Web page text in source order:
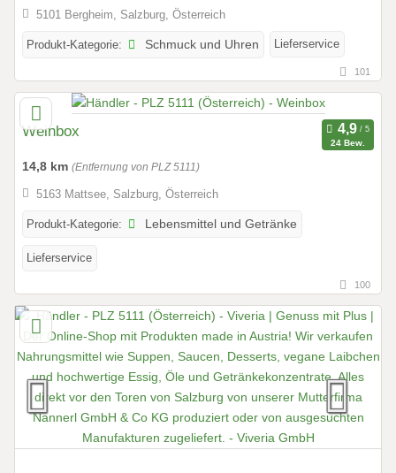
5101 Bergheim, Salzburg, Österreich
Produkt-Kategorie: Schmuck und Uhren Lieferservice
101
Weinbox
24 Bew.
14,8 km (Entfernung von PLZ 5111)
5163 Mattsee, Salzburg, Österreich
Produkt-Kategorie: Lebensmittel und Getränke
Lieferservice
100